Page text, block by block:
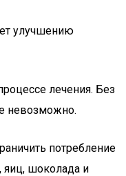
улучшению
лечения. Без
невозможно.
потребление
шоколада и